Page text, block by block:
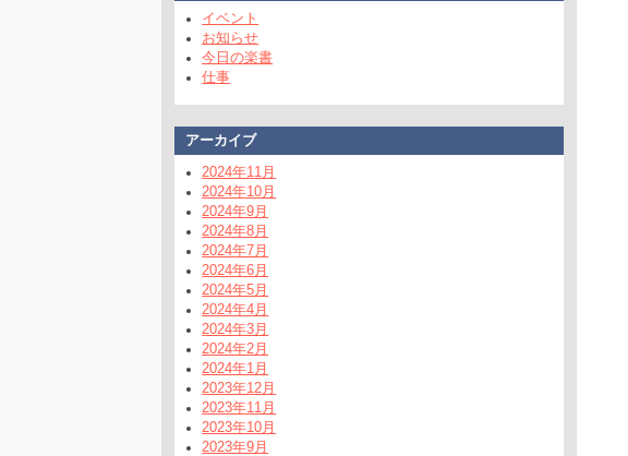
イベント
お知らせ
今日の楽書
仕事
アーカイブ
2024年11月
2024年10月
2024年9月
2024年8月
2024年7月
2024年6月
2024年5月
2024年4月
2024年3月
2024年2月
2024年1月
2023年12月
2023年11月
2023年10月
2023年9月